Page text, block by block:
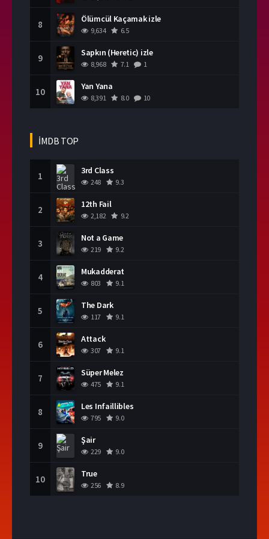
8 Ölümcül Kaçamak izle
9,634 6.5
9 Sapkın (Heretic) izle
8,968 7.1 1
10 Yan Yana
8,391 8.0 10
İMDB TOP
1 3rd Class
248 9.3
2 12th Fail
2,182 9.2
3 Not a Game
219 9.2
4 Mukadderat
803 9.1
5 The Dark
117 9.1
6 Attack
307 9.1
7 Süper Melez
475 9.1
8 Les Infaillibles
795 9.0
9 Şair
229 9.0
10 True
256 8.9